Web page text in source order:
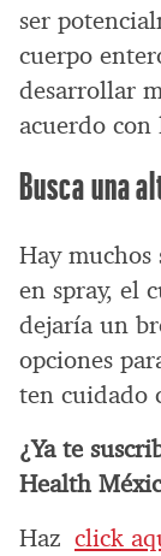
ser
cuerpo
desarrollar
acuerdo con
Busca una
Hay muchos
en spray, el
dejaría un
opciones
ten cuidado
¿Ya te
Health
Haz click